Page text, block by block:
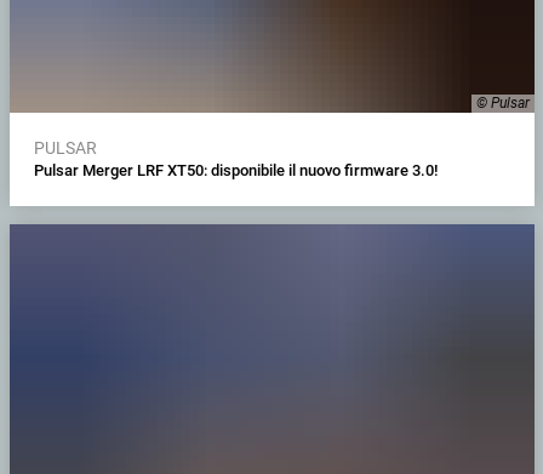
© Pulsar
PULSAR
Pulsar Merger LRF XT50: disponibile il nuovo firmware 3.0!